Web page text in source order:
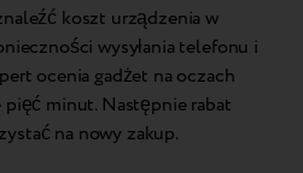
koszt urządzenia w
wysyłania telefonu i
ocenia gadżet na oczach
minut. Następnie rabat
na nowy zakup.